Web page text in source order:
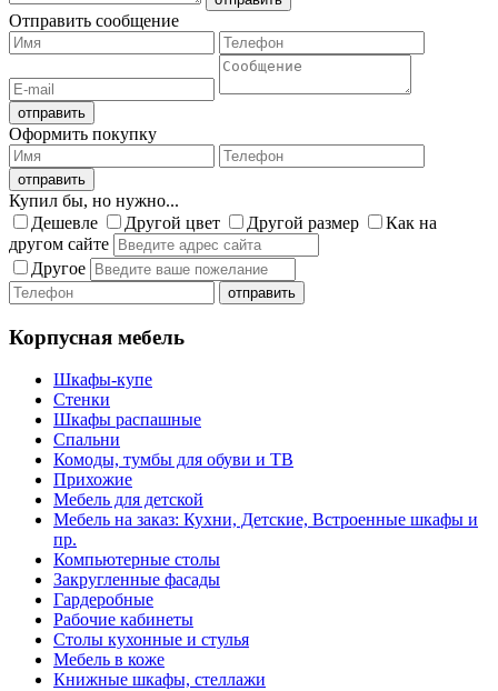
Отправить сообщение
Оформить покупку
Купил бы, но нужно...
Дешевле
Другой цвет Другой размер
Как на
другом сайте
Другое
Корпусная мебель
Шкафы-купе
Стенки
Шкафы распашные
Спальни
Комоды, тумбы для обуви и ТВ
Прихожие
Мебель для детской
Мебель на заказ: Кухни, Детские, Встроенные шкафы и
пр.
Компьютерные столы
Закругленные фасады
Гардеробные
Рабочие кабинеты
Столы кухонные и стулья
Мебель в коже
Книжные шкафы, стеллажи